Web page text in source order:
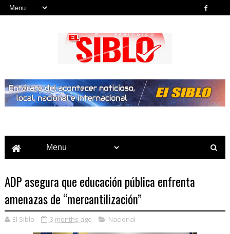
ADP asegura que educación pública enfrenta
amenazas de “mercantilización”
El Siblo 3 months ago Nacional